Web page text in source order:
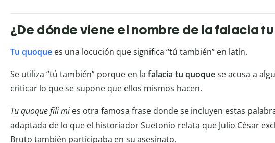
¿De dónde viene el nombre de la falacia
Tu quoque es una locución que significa “tú también” en latín.
Se utiliza “tú también” porque en la falacia tu quoquese acusa a
criticar lo que se supone que ellos mismos hacen.
Tu quoque fili mi es otra famosa frase donde se incluyen estas
adaptada de lo que el historiador Suetonio relata que Julio César
Bruto también participaba en su asesinato.